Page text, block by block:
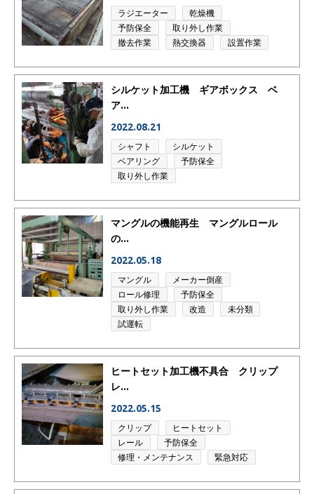
ラジエーター
乾燥機
予防保全
取り外し作業
撤去作業
熱交換器 設置作業
シルケット加工機 ギアボックス ベ
ア...
2022.08.21
シャフト
シルケット
ベアリング
予防保全
取り外し作業
マングルの機能再生 マングルロール
の...
2022.05.18
マングル
メーカー倒産
ロール修理
予防保全
取り外し作業
改造
未分類
試運転
ヒートセット加工機不具合 クリップ
レ...
2022.05.15
クリップ
ヒートセット
レール
予防保全
修理・メンテナンス
緊急対応